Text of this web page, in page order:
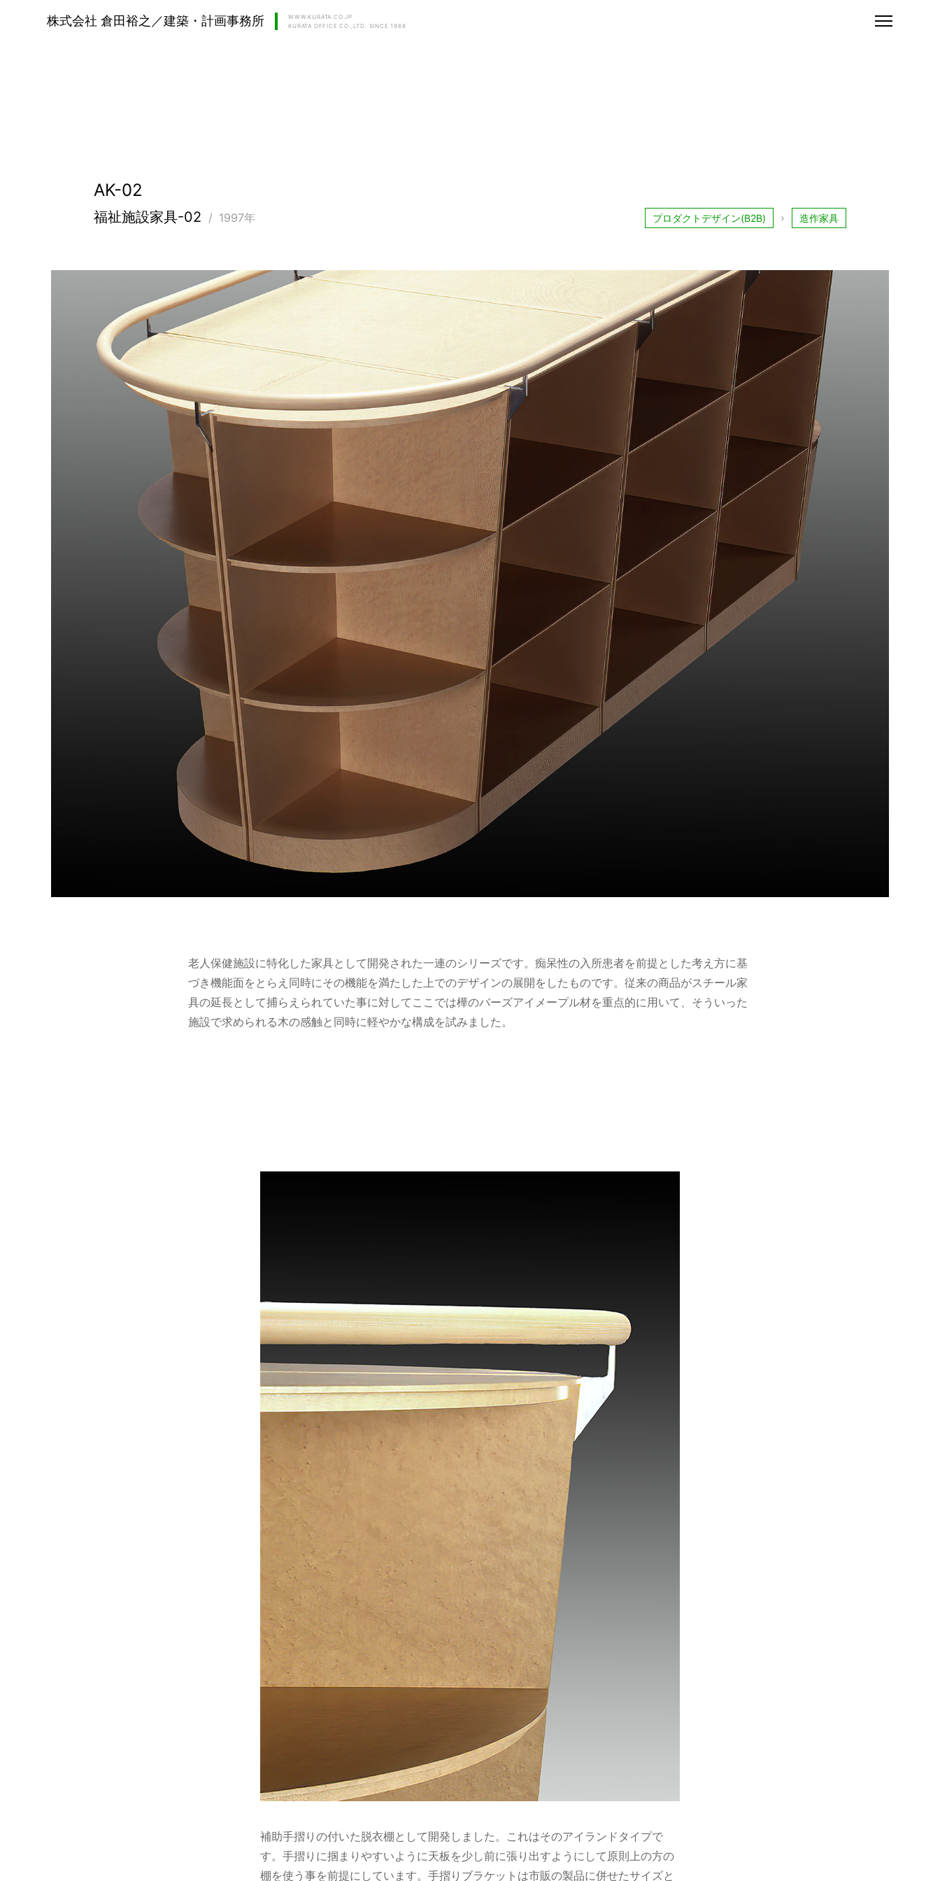
株式会社 倉田裕之／建築・計画事務所
WWW.KURATA.CO.JP
KURATA OFFICE CO.,LTD. SINCE 1988
AK-02
福祉施設家具-02 1997年 プロダクトデザイン(B2B) 造作家具
老人保健施設に特化した家具として開発された一連のシリーズです。痴呆性の入所患者を前提とした考え方に基
づき機能面をとらえ同時にその機能を満たした上でのデザインの展開をしたものです。従来の商品がスチール家
具の延長として捕らえられていた事に対してここでは樺のバーズアイメープル材を重点的に用いて、そういった
施設で求められる木の感触と同時に軽やかな構成を試みました。
補助手摺りの付いた脱衣棚として開発しました。これはそのアイランドタイプで
す。手摺りに掴まりやすいように天板を少し前に張り出すようにして原則上の方の
棚を使う事を前提にしています。手摺りブラケットは市販の製品に併せたサイズと